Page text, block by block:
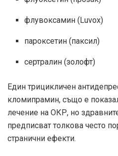
флувоксамин (Luvox)
пароксетин (паксил)
сертралин (золофт)
Един трицикличен
кломипрамин, също е
лечение на ОКР, но
предписват толкова често
странични ефекти.